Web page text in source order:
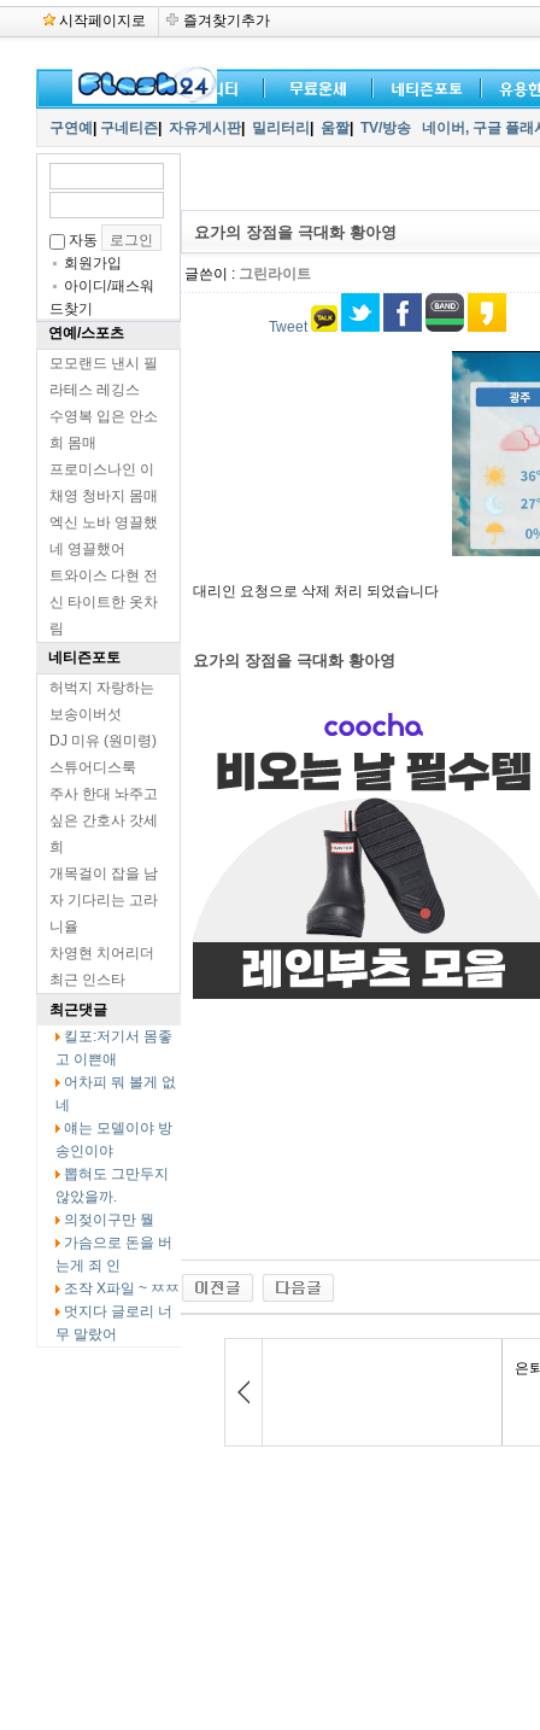
시작페이지로 즐겨찾기추가
구연예 구네티즌 자유게시판| 밀리터리 움짤| TV/방송 네이버, 구글 플
자동
회원가입
아이디/패스워
드찾기
연예/스포츠
모모랜드 낸시 필
라테스 레깅스
수영복 입은 안소
희 몸매
프로미스나인 이
채영 청바지 몸매
엑신 노바 영끌했
네 영끌했어
트와이스 다현 전
신 타이트한 옷차
림
네티즌포토
허벅지 자랑하는
보송이버섯
DJ 미유 (원미령)
스튜어디스룩
주사 한대 놔주고
싶은 간호사 갓세
희
개목걸이 잡을 남
자 기다리는 고라
니율
차영현 치어리더
최근 인스타
최근댓글
킬포:저기서 몸좋
고 이쁜애
어차피 뭐 볼게 없
네
얘는 모델이야 방
송인이야
뽑혀도 그만두지
않았을까.
의젖이구만 뭘
가슴으로 돈을 버
는게 죄 인
조작 X파일 ~ ㅉㅉ
멋지다 글로리 너
무 말랐어
요가의 장점을 극대화 황아영
글쓴이 : 그린라이트
Tweet
대리인 요청으로 삭제 처리 되었습니다
요가의 장점을 극대화 황아영